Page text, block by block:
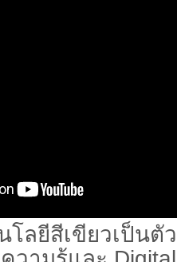
โลยีสีเขียวเป็นตั